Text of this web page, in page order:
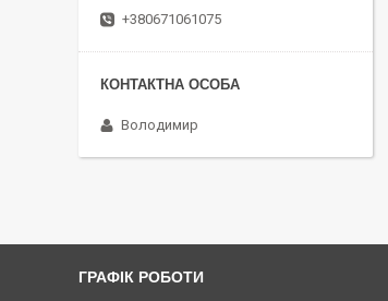
+380671061075
Володимир
ГРАФІК РОБОТИ